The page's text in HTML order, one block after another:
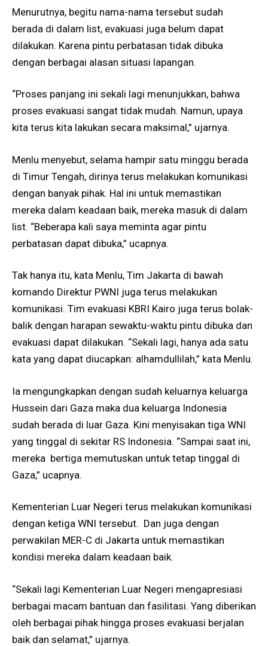
Menurutnya, begitu nama-nama tersebut sudah
berada di dalam list, evakuasi juga belum dapat
dilakukan. Karena pintu perbatasan tidak dibuka
dengan berbagai alasan situasi lapangan.
“Proses panjang ini sekali lagi menunjukkan, bahwa
proses evakuasi sangat tidak mudah. Namun, upaya
kita terus kita lakukan secara maksimal,” ujarnya.
Menlu menyebut, selama hampir satu minggu berada
di Timur Tengah, dirinya terus melakukan komunikasi
dengan banyak pihak. Hal ini untuk memastikan
mereka dalam keadaan baik, mereka masuk di dalam
list. “Beberapa kali saya meminta agar pintu
perbatasan dapat dibuka,” ucapnya.
Tak hanya itu, kata Menlu, Tim Jakarta di bawah
komando Direktur PWNI juga terus melakukan
komunikasi. Tim evakuasi KBRI Kairo juga terus bolak-
balik dengan harapan sewaktu-waktu pintu dibuka dan
evakuasi dapat dilakukan. “Sekali lagi, hanya ada satu
kata yang dapat diucapkan: alhamdullilah,” kata Menlu.
Ia mengungkapkan dengan sudah keluarnya keluarga
Hussein dari Gaza maka dua keluarga Indonesia
sudah berada di luar Gaza. Kini menyisakan tiga WNI
yang tinggal di sekitar RS Indonesia. “Sampai saat ini,
mereka bertiga memutuskan untuk tetap tinggal di
Gaza,” ucapnya.
Kementerian Luar Negeri terus melakukan komunikasi
dengan ketiga WNI tersebut. Dan juga dengan
perwakilan MER-C di Jakarta untuk memastikan
kondisi mereka dalam keadaan baik.
“Sekali lagi Kementerian Luar Negeri mengapresiasi
berbagai macam bantuan dan fasilitasi. Yang diberikan
oleh berbagai pihak hingga proses evakuasi berjalan
baik dan selamat,” ujarnya.